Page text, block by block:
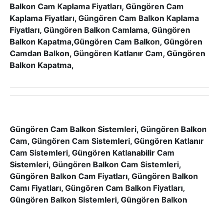
Balkon Cam Kaplama Fiyatları, Güngören Cam
Kaplama Fiyatları, Güngören Cam Balkon Kaplama
Fiyatları, Güngören Balkon Camlama, Güngören
Balkon Kapatma,Güngören Cam Balkon, Güngören
Camdan Balkon, Güngören Katlanır Cam, Güngören
Balkon Kapatma,
Güngören Cam Balkon Sistemleri, Güngören Balkon
Cam, Güngören Cam Sistemleri, Güngören Katlanır
Cam Sistemleri, Güngören Katlanabilir Cam
Sistemleri, Güngören Balkon Cam Sistemleri,
Güngören Balkon Cam Fiyatları, Güngören Balkon
Camı Fiyatları, Güngören Cam Balkon Fiyatları,
Güngören Balkon Sistemleri, Güngören Balkon